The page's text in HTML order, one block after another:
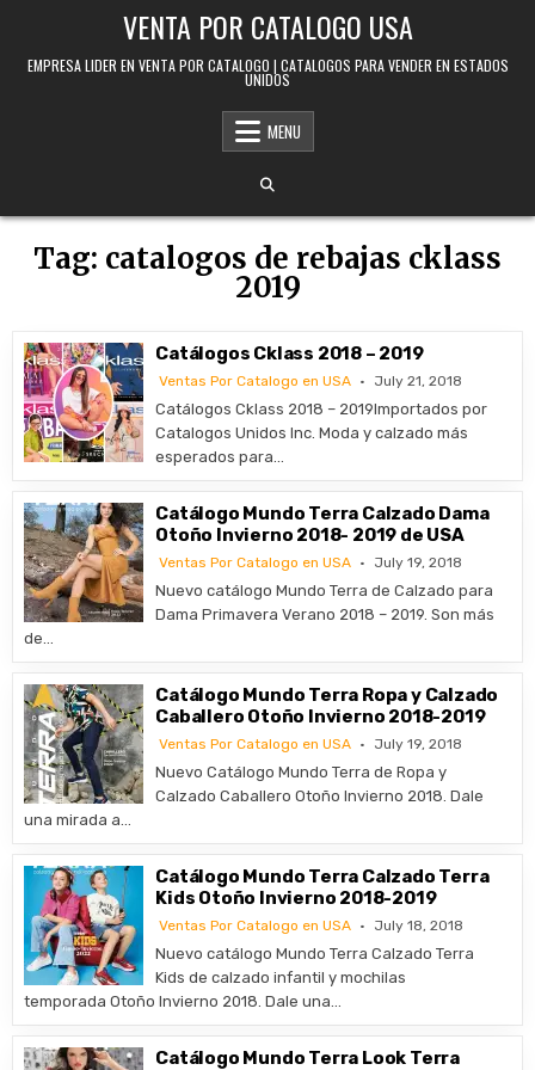
VENTA POR CATALOGO USA
EMPRESA LIDER EN VENTA POR CATALOGO | CATALOGOS PARA VENDER EN ESTADOS
UNIDOS
MENU
Tag: catalogos de rebajas cklass
2019
Catálogos Cklass 2018 – 2019
Ventas Por Catalogo en USA July 21, 2018
Catálogos Cklass 2018 – 2019Importados por
Catalogos Unidos Inc. Moda y calzado más
esperados para…
Catálogo Mundo Terra Calzado Dama
Otoño Invierno 2018- 2019 de USA
Ventas Por Catalogo en USA July 19, 2018
Nuevo catálogo Mundo Terra de Calzado para
Dama Primavera Verano 2018 – 2019. Son más
de…
Catálogo Mundo Terra Ropa y Calzado
Caballero Otoño Invierno 2018-2019
Ventas Por Catalogo en USA July 19, 2018
Nuevo Catálogo Mundo Terra de Ropa y
Calzado Caballero Otoño Invierno 2018. Dale
una mirada a…
Catálogo Mundo Terra Calzado Terra
Kids Otoño Invierno 2018-2019
Ventas Por Catalogo en USA July 18, 2018
Nuevo catálogo Mundo Terra Calzado Terra
Kids de calzado infantil y mochilas
temporada Otoño Invierno 2018. Dale una…
Catálogo Mundo Terra Look Terra